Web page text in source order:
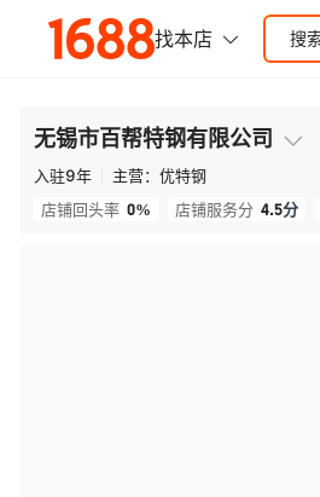
无锡市百帮特钢有限公司
入驻9年 主营： 优特钢
店铺回头率 0% 店铺服务分 4.5分